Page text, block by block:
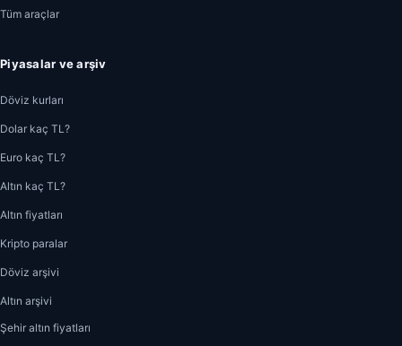
Tüm araçlar
Piyasalar ve arşiv
Döviz kurları
Dolar kaç TL?
Euro kaç TL?
Altın kaç TL?
Altın fiyatları
Kripto paralar
Döviz arşivi
Altın arşivi
Şehir altın fiyatları